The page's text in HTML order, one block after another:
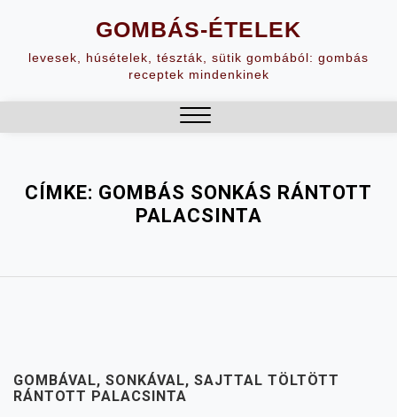
content
GOMBÁS-ÉTELEK
levesek, húsételek, tészták, sütik gombából: gombás
receptek mindenkinek
CÍMKE: GOMBÁS SONKÁS RÁNTOTT
PALACSINTA
GOMBÁVAL, SONKÁVAL, SAJTTAL TÖLTÖTT
RÁNTOTT PALACSINTA